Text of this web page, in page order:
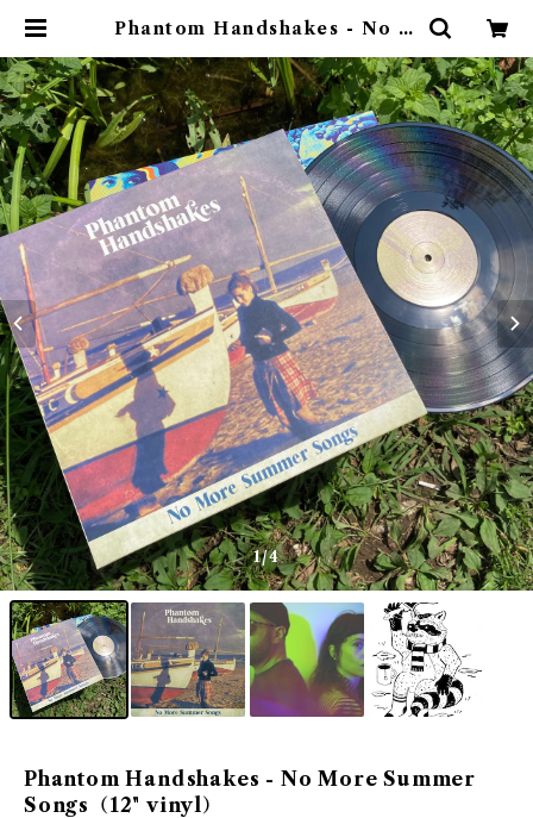
Phantom Handshakes - No M
l） | ゴヰチカ商店
1/4
Phantom Handshakes - No More Summer
Songs（12" vinyl）